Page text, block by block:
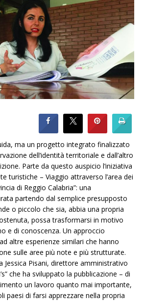
ma un progetto integrato finalizzato
dell’identità territoriale e dall’altro
Parte da questo auspicio l’iniziativa
turistiche – Viaggio attraverso l’area dei
di Reggio Calabria”: una
partendo dal semplice presupposto
o piccolo che sia, abbia una propria
possa trasformarsi in motivo
e di conoscenza. Un approccio
altre esperienze similari che hanno
sulle aree più note e più strutturate.
Jessica Pisani, direttore amministrativo
che ha sviluppato la pubblicazione – di
un lavoro quanto mai importante,
paesi di farsi apprezzare nella propria